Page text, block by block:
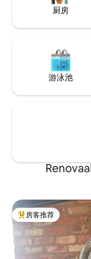
厨房
游泳池
热门「房客推荐」
房客推荐